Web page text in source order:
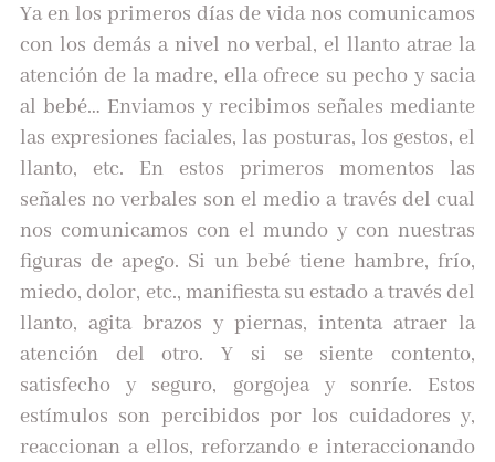
Ya en los primeros días de vida nos comunicamos
con los demás a nivel no verbal, el llanto atrae la
atención de la madre, ella ofrece su pecho y sacia
al bebé… Enviamos y recibimos señales mediante
las expresiones faciales, las posturas, los gestos, el
llanto, etc. En estos primeros momentos las
señales no verbales son el medio a través del cual
nos comunicamos con el mundo y con nuestras
figuras de apego. Si un bebé tiene hambre, frío,
miedo, dolor, etc., manifiesta su estado a través del
llanto, agita brazos y piernas, intenta atraer la
atención del otro. Y si se siente contento,
satisfecho y seguro, gorgojea y sonríe. Estos
estímulos son percibidos por los cuidadores y,
reaccionan a ellos, reforzando e interaccionando